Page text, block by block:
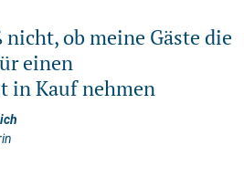
ob meine Gäste die
einen
in Kauf nehmen